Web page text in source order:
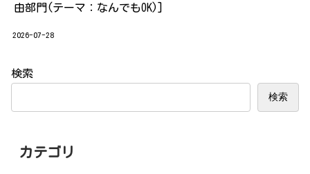
由部門(テーマ：なんでもOK)]
2026-07-28
検索
検索
カテゴリ